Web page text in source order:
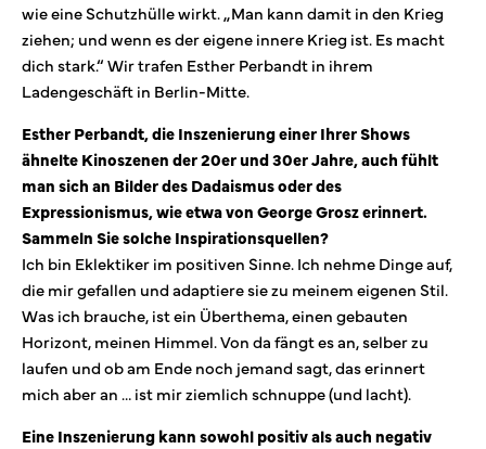
wie eine Schutzhülle wirkt. „Man kann damit in den Krieg
ziehen; und wenn es der eigene innere Krieg ist. Es macht
dich stark.“ Wir trafen Esther Perbandt in ihrem
Ladengeschäft in Berlin-Mitte.
Esther Perbandt, die Inszenierung einer Ihrer Shows
ähnelte Kinoszenen der 20er und 30er Jahre, auch fühlt
man sich an Bilder des Dadaismus oder des
Expressionismus, wie etwa von George Grosz erinnert.
Sammeln Sie solche Inspirationsquellen?
Ich bin Eklektiker im positiven Sinne. Ich nehme Dinge auf,
die mir gefallen und adaptiere sie zu meinem eigenen Stil.
Was ich brauche, ist ein Überthema, einen gebauten
Horizont, meinen Himmel. Von da fängt es an, selber zu
laufen und ob am Ende noch jemand sagt, das erinnert
mich aber an … ist mir ziemlich schnuppe (und lacht).
Eine Inszenierung kann sowohl positiv als auch negativ